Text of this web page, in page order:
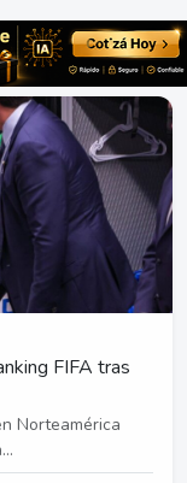
FIFA tras
Norteamérica